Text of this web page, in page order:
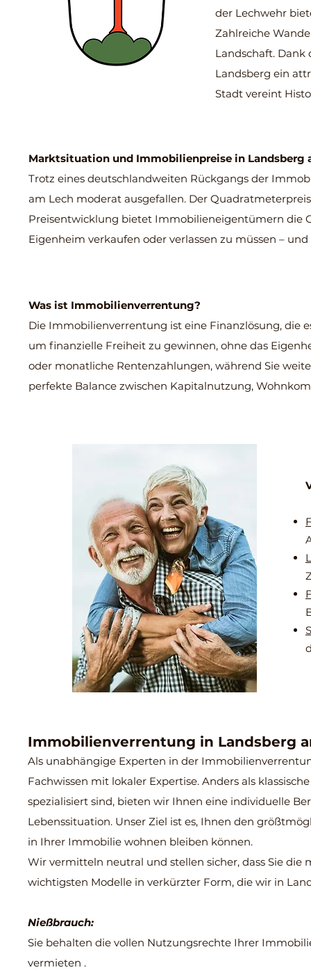
der Lechwehr
Zahlreiche
Landschaft.
Landsberg ein
Stadt vereint
Marktsituation und Immobilienpreise in Landsberg
Trotz eines deutschlandweiten Rückgangs der
am Lech moderat ausgefallen. Der
Preisentwicklung bietet Immobilieneigentümern die
Eigenheim verkaufen oder verlassen zu müssen –
Was ist Immobilienverrentung?
Die Immobilienverrentung ist eine Finanzlösung, die
um finanzielle Freiheit zu gewinnen, ohne das
oder monatliche Rentenzahlungen, während Sie
perfekte Balance zwischen Kapitalnutzung,
Immobilienverrentung in Landsberg
Als unabhängige Experten in der
Fachwissen mit lokaler Expertise. Anders als
spezialisiert sind, bieten wir Ihnen eine individuelle
Lebenssituation. Unser Ziel ist es, Ihnen den
in Ihrer Immobilie wohnen bleiben können.
Wir vermitteln neutral und stellen sicher, dass Sie die
wichtigsten Modelle in verkürzter Form, die wir in
Nießbrauch:
Sie behalten die vollen Nutzungsrechte Ihrer
vermieten .